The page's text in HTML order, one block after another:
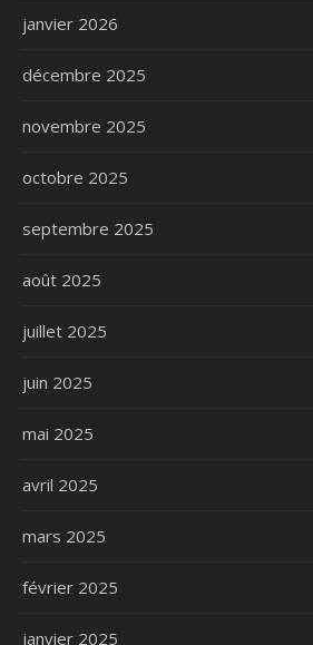
janvier 2026
décembre 2025
novembre 2025
octobre 2025
septembre 2025
août 2025
juillet 2025
juin 2025
mai 2025
avril 2025
mars 2025
février 2025
janvier 2025